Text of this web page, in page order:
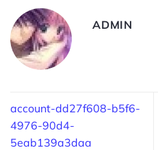
ADMIN
account-dd27f608-b5f6-
4976-90d4-
5eab139a3daa